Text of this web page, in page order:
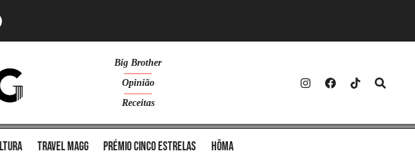
Big Brother
Opinião
Receitas
Travel MAGG Prémio Cinco Estrelas Hôma